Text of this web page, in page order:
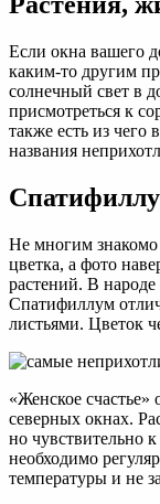
Если окна вашего
каким-то другим
солнечный свет в
присмотреться к
также есть из
названия
Не многим знакомо
цветка, а фото
растений. В
Спатифиллум
листьями. Цветок
«Женское счастье»
северных окнах.
но чувствительно
необходимо
температуры и не